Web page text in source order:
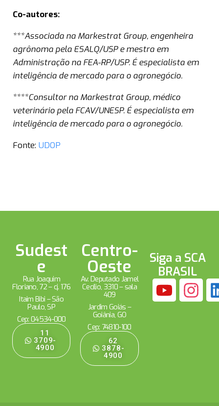
Co-autores:
***Associada na Markestrat Group, engenheira
agrônoma pela ESALQ/USP e mestra em
Administração na FEA-RP/USP. É especialista em
inteligência de mercado para o agronegócio.
****Consultor na Markestrat Group, médico
veterinário pela FCAV/UNESP. É especialista em
inteligência de mercado para o agronegócio.
Fonte: UDOP
Sudest
e
Rua Joaquim
Floriano, 72 – cj. 176
Itaim Bibi – São
Paulo, SP
Cep: 04534-000
11
3709-
4900
Centro-
Oeste
Av. Deputado Jamel
Cecílio, 3310 – sala
409
Jardim Goiás –
Goiânia, GO
Cep: 74810-100
62
3878-
4900
Siga a SCA
BRASIL